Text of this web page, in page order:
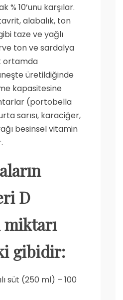
% 10’unu karşılar.
alabalık, ton
taze ve yağlı
ton ve sardalya
ortamda
üretildiğinde
kapasitesine
(portobella
sarısı, karaciğer,
besinsel vitamin
D
gibidir:
süt (250 ml) – 100